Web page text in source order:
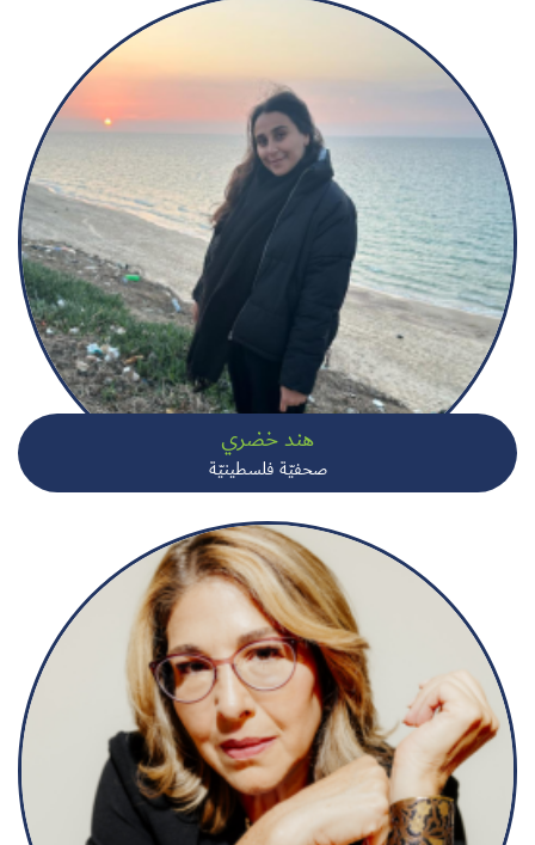
هند خضري
صحفيّة فلسطينيّة